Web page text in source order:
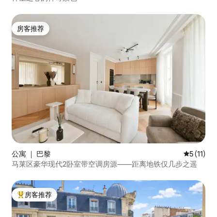
房客推荐
房客推荐
公寓 ｜ 巴黎 平均评分
5 (11)
马莱区豪华现代2卧室带空调房源——距离地铁仅几步之遥
热门「房客推荐」
房客推荐